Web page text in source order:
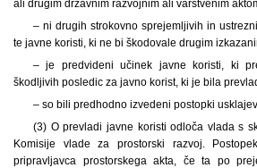
ali drugim državnim razvojnim ali varstvenim
– ni drugih strokovno sprejemljivih in
te javne koristi, ki ne bi škodovale drugim
– je predvideni učinek javne koristi, ki
škodljivih posledic za javno korist, ki je bila
– so bili predhodno izvedeni postopki
(3) O prevladi javne koristi odloča vlada s
Komisije vlade za prostorski razvoj.
pripravljavca prostorskega akta, če ta po